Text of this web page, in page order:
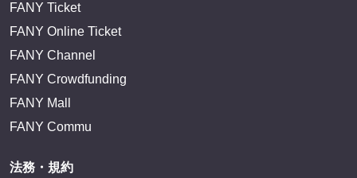
FANY Ticket
FANY Online Ticket
FANY Channel
FANY Crowdfunding
FANY Mall
FANY Commu
法務・規約